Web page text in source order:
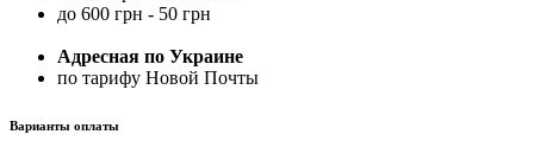
до 600 грн - 50 грн
Адресная по Украине
по тарифу Новой Почты
Варианты оплаты